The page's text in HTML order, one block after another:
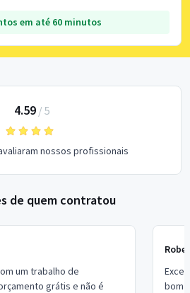
em até 60 minutos
4.59/ 5
nossos profissionais
de quem contratou
um trabalho de
grátis e não é
bom